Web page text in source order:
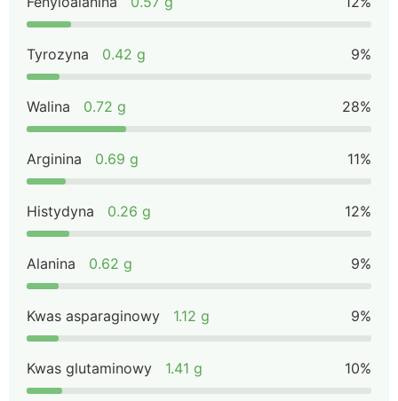
Tyrozyna 0.42 g 9%
Walina 0.72 g 28%
Arginina 0.69 g 11%
Histydyna 0.26 g 12%
Alanina 0.62 g 9%
Kwas asparaginowy 1.12 g 9%
Kwas glutaminowy 1.41 g 10%